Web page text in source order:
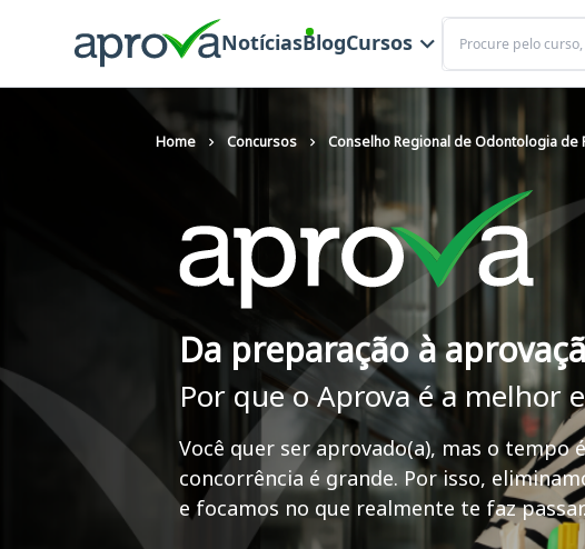
NotíciasBlogCursos
Buscar
Home Concursos Conselho Regional de Odontologia de
Da preparação à
Por que o Aprova é a melhor
Você quer ser aprovado(a), mas o tempo
concorrência é grande. Por isso,
e focamos no que realmente te faz passar.